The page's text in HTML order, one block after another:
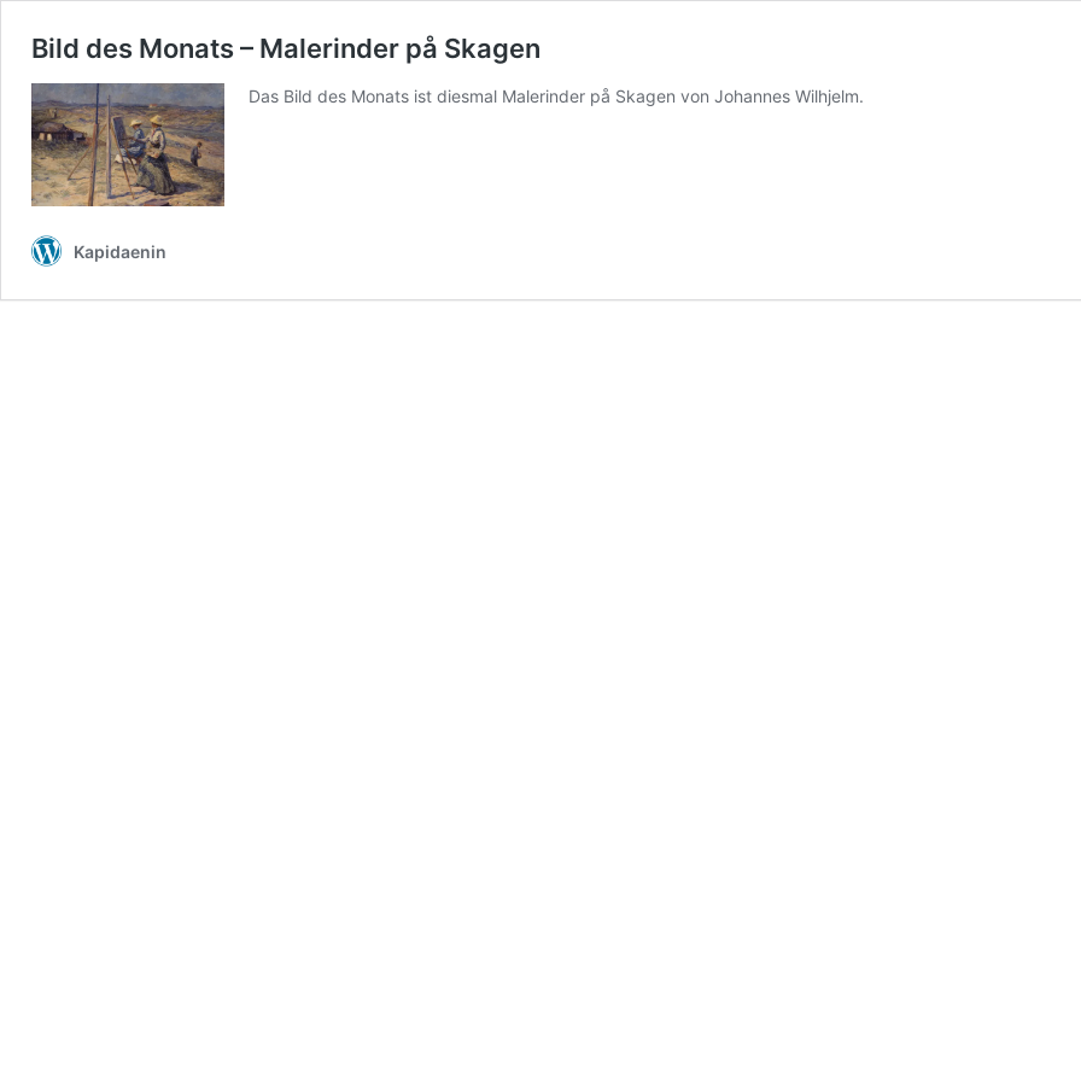
Bild des Monats – Malerinder på Skagen
Das Bild des Monats ist diesmal Malerinder på Skagen von Johannes Wilhjelm.
Kapidaenin